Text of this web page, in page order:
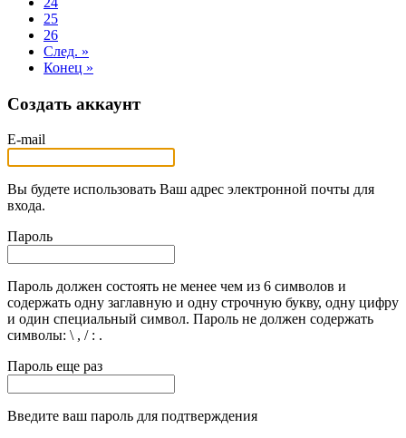
25
26
След. »
Конец »
Создать аккаунт
E-mail
Вы будете использовать Ваш адрес электронной почты для
входа.
Пароль
Пароль должен состоять не менее чем из 6 символов и
содержать одну заглавную и одну строчную букву, одну цифру
и один специальный символ. Пароль не должен содержать
символы: \ , / : .
Пароль еще раз
Введите ваш пароль для подтверждения